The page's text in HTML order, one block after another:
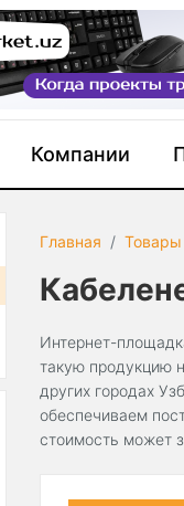
Компании
Главная Товары
Интернет-
такую продукцию
других городах
обеспечиваем
стоимость может